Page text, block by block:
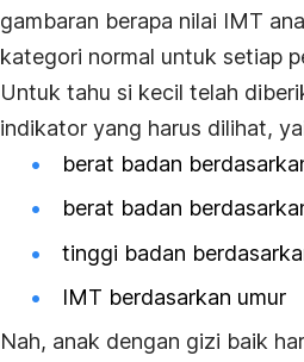
gambaran berapa nilai IMT
kategori normal untuk setiap
Untuk tahu si kecil telah
indikator yang harus dilihat,
berat badan
berat badan
tinggi badan
IMT berdasarkan umur
Nah, anak dengan gizi baik